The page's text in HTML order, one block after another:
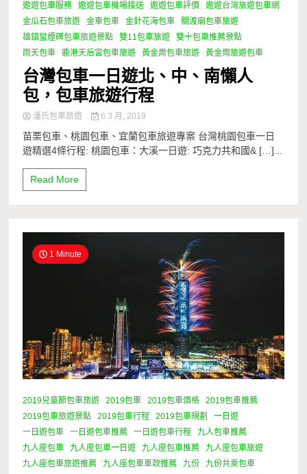
遨遊包車服務
遨遊包車機場接送 遨遊包車評價
遨遊台灣旅遊包車網
金瓜石包車旅遊
金車包車 金針花海包車
關渡廟包車旅遊
雄鎮蠻煙碑包車旅遊景點
雙11包車旅遊
雙十包車推薦景點
雨天包車
鹿港天后宮包車旅遊 黃金周包車旅遊 黃金周旅遊包車
台灣包車一日遊北、中、南懶人
包，包車旅遊行程
潘氏包車旅遊 6 3 月, 2019
苗栗包車、桃園包車、宜蘭包車旅遊專案 台灣桃園包車一日
遊精選4條行程: 桃園包車：大溪一日遊: 巧克力共和國& […]...
Read More
1 Minute
2019兒童節包車旅遊 2019包車 2019包車價格
2019包車推薦
2019包車旅遊景點
2019包車行程 2019包車規劃
一日遊
一日遊包車
一日遊包車推薦 一日遊包車行程
九人包車推薦
九人座包車
九人座包車一日遊 九人座包車推薦
九人座包車旅遊
九人座包車旅遊推薦
九人座包車車款推薦 九份
九份共乘包車